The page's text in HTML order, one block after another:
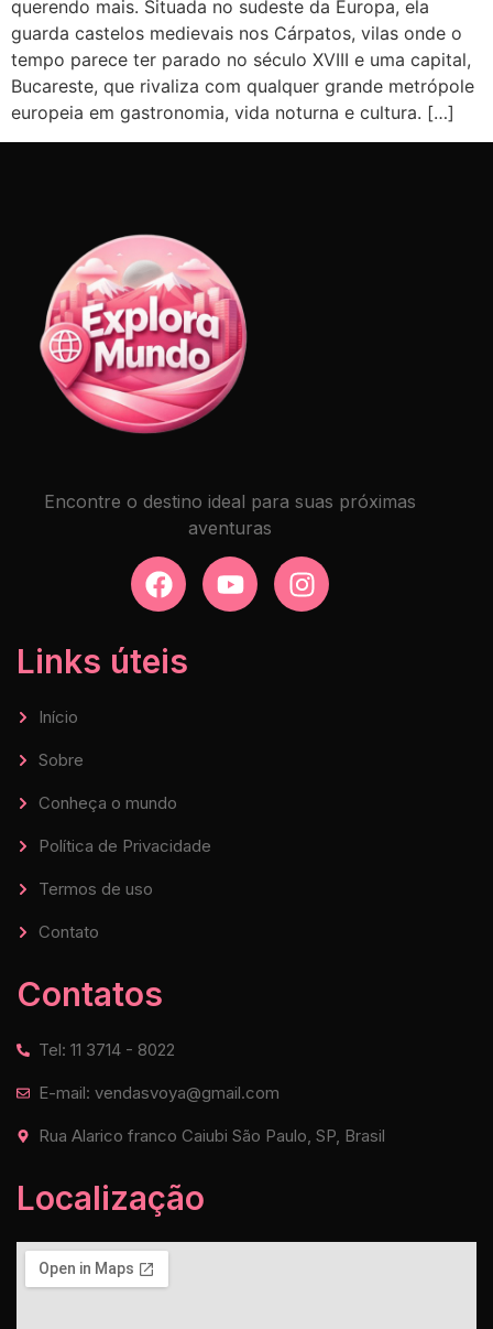
querendo mais. Situada no sudeste da Europa, ela
guarda castelos medievais nos Cárpatos, vilas onde o
tempo parece ter parado no século XVIII e uma capital,
Bucareste, que rivaliza com qualquer grande metrópole
europeia em gastronomia, vida noturna e cultura. […]
Encontre o destino ideal para suas próximas
aventuras
Links úteis
Início
Sobre
Conheça o mundo
Política de Privacidade
Termos de uso
Contato
Contatos
Tel: 11 3714 - 8022
E-mail: vendasvoya@gmail.com
Rua Alarico franco Caiubi São Paulo, SP, Brasil
Localização